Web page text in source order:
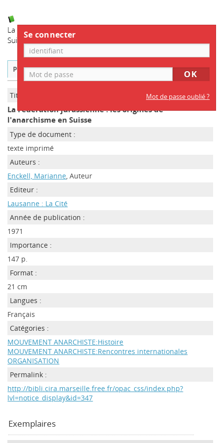
La Fédération jurassienne
Suisse/ Enckell, Marianne
Public ISBD
Titre :
La Fédération jurassienne : les origines de
l'anarchisme en Suisse
Type de document :
texte imprimé
Auteurs :
Enckell, Marianne, Auteur
Editeur :
Lausanne : La Cité
Année de publication :
1971
Importance :
147 p.
Format :
21 cm
Langues :
Français
Catégories :
MOUVEMENT ANARCHISTE:Histoire
MOUVEMENT ANARCHISTE:Rencontres internationales
ORGANISATION
Permalink :
http://bibli.cira.marseille.free.fr/opac_css/index.php?
lvl=notice_display&id=347
Exemplaires
Se connecter
Mot de passe oublié ?